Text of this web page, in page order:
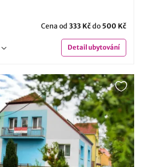
Cena od 333 Kčdo 500 Kč
Detailubytování